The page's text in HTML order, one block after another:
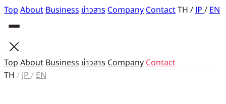
TopAboutBusinessข่าวสารCompanyContactTH /JP/EN
TopAboutBusinessข่าวสารCompanyContact
TH /JP/EN